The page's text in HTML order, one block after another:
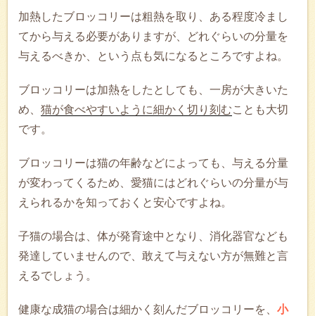
加熱したブロッコリーは粗熱を取り、ある程度冷まし
てから与える必要がありますが、どれぐらいの分量を
与えるべきか、という点も気になるところですよね。
ブロッコリーは加熱をしたとしても、一房が大きいた
め、 猫が食べやすいように細かく切り刻むことも大切
です。
ブロッコリーは猫の年齢などによっても、与える分量
が変わってくるため、愛猫にはどれぐらいの分量が与
えられるかを知っておくと安心ですよね。
子猫の場合は、体が発育途中となり、消化器官なども
発達していませんので、敢えて与えない方が無難と言
えるでしょう。
健康な成猫の場合は細かく刻んだブロッコリーを、 小